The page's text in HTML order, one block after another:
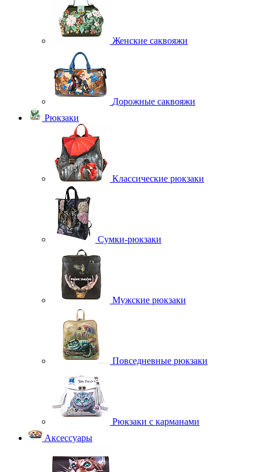
Женские саквояжи
Дорожные саквояжи
Рюкзаки
Классические рюкзаки
Сумки-рюкзаки
Мужские рюкзаки
Повседневные рюкзаки
Рюкзаки с карманами
Аксессуары